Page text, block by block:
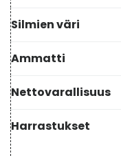
Silmien väri
Ammatti
Nettovarallisuus
Harrastukset